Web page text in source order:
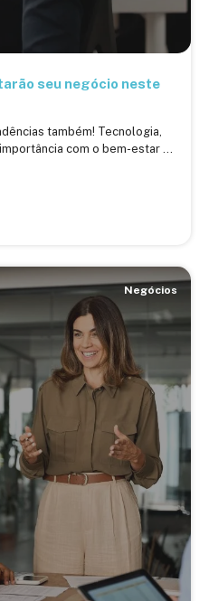
seu negócio neste
também! Tecnologia,
com o bem-estar ...
Negócios